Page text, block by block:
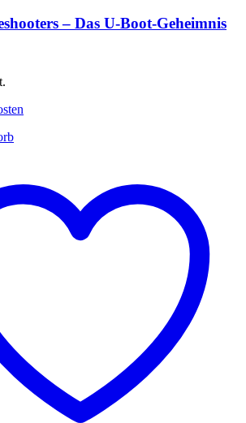
– Das U-Boot-Geheimnis